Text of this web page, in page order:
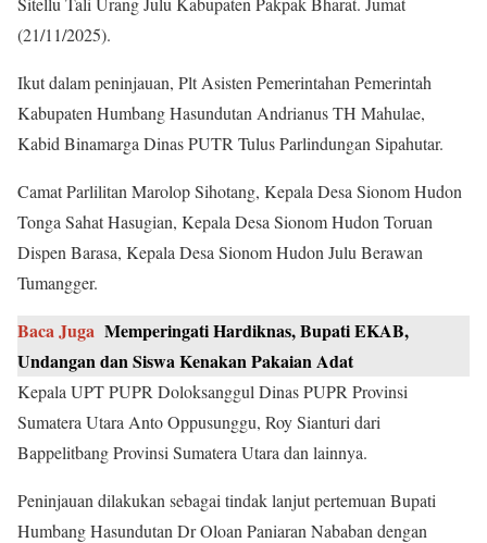
(21/11/2025).
Ikut dalam peninjauan, Plt Asisten Pemerintahan Pemerintah
Kabupaten Humbang Hasundutan Andrianus TH Mahulae,
Kabid Binamarga Dinas PUTR Tulus Parlindungan Sipahutar.
Camat Parlilitan Marolop Sihotang, Kepala Desa Sionom Hudon
Tonga Sahat Hasugian, Kepala Desa Sionom Hudon Toruan
Dispen Barasa, Kepala Desa Sionom Hudon Julu Berawan
Tumangger.
Baca Juga Memperingati Hardiknas, Bupati EKAB,
Undangan dan Siswa Kenakan Pakaian Adat
Kepala UPT PUPR Doloksanggul Dinas PUPR Provinsi
Sumatera Utara Anto Oppusunggu, Roy Sianturi dari
Bappelitbang Provinsi Sumatera Utara dan lainnya.
Peninjauan dilakukan sebagai tindak lanjut pertemuan Bupati
Humbang Hasundutan Dr Oloan Paniaran Nababan dengan